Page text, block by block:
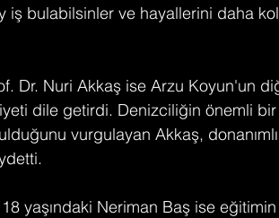
bulabilsinler ve hayallerini daha
Dr. Nuri Akkaş ise Arzu Koyun'un
dile getirdi. Denizciliğin önemli bir
vurgulayan Akkaş,
yaşındaki Neriman Baş ise eğitimin